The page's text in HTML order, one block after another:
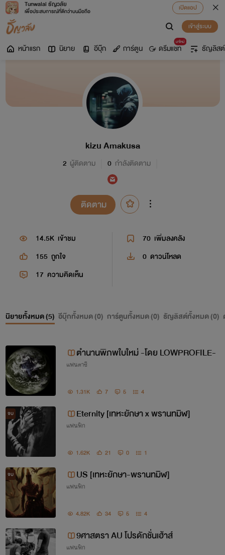
Tunwalai ธัญวลัย
เพื่อประสบการณ์ที่ดีกว่าบนมือถือ
เปิดแอป
เข้าสู่ระบบ
หน้าแรก นิยาย อีบุ๊ก การ์ตูน
มาใหม่
ดรีมแชท ธัญลิสต์
kizu Amakusa
2 ผู้ติดตาม 0 กำลังติดตาม
ติดตาม
14.5K เข้าชม 70 เพิ่มลงคลัง
155 ถูกใจ 0 ดาวน์โหลด
17 ความคิดเห็น
นิยายทั้งหมด (5) อีบุ๊กทั้งหมด (0) การ์ตูนทั้งหมด (0) ธัญลิสต์ทั้งหมด (0)
ตำนานพิภพใบใหม่ -โดย LOWPROFILE-
แฟนตาซี
1.31K 7 5 4
จบ Eternity [เทหะยักษา x พรานทมิฬ]
แฟนฟิก
1.62K 21 0 1
จบ US [เทหะยักษา-พรานทมิฬ]
แฟนฟิก
4.82K 34 5 4
9ศาสตรา AU โปรดักชั่นเฮ้าส์
แฟนฟิก